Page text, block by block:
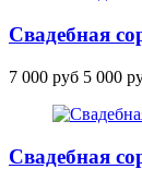
Свадебная
7 000 руб 5 000
Свадебная